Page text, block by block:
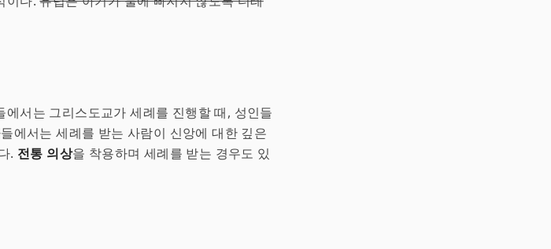
에서는 그리스도교가 세례를 진행할 때, 성인들
에서는 세례를 받는 사람이 신앙에 대한 깊은
. 전통 의상을 착용하며 세례를 받는 경우도 있